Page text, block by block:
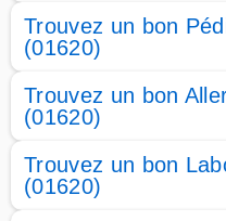
Trouvez un bon
(01620)
Trouvez un bon
(01620)
Trouvez un bon
(01620)